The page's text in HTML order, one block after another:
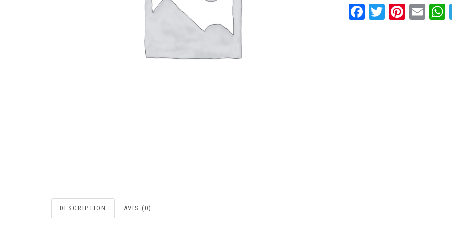
Facebook
Twitter
DESCRIPTION AVIS (0)